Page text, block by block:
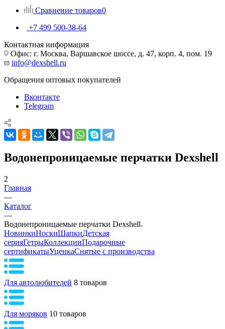
Сравнение товаров0
+7 499 500-38-64
Контактная информация
Офис: г. Москва, Варшавское шоссе, д. 47, корп. 4, пом. 19
info@dexshell.ru
Обращения оптовых покупателей
Вконтакте
Telegram
Водонепроницаемые перчатки Dexshell
2
Главная
—
Каталог
—
Водонепроницаемые перчатки Dexshell
НовинкиНоскиШапкиДетская
серияГетрыКоллекцииПодарочные
сертификатыУценкаСнятые с производства
Для автолюбителей 8 товаров
Для моряков 10 товаров